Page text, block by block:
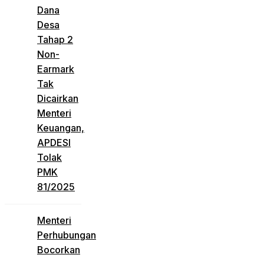
Dana
Desa
Tahap 2
Non-
Earmark
Tak
Dicairkan
Menteri
Keuangan,
APDESI
Tolak
PMK
81/2025
Menteri
Perhubungan
Bocorkan